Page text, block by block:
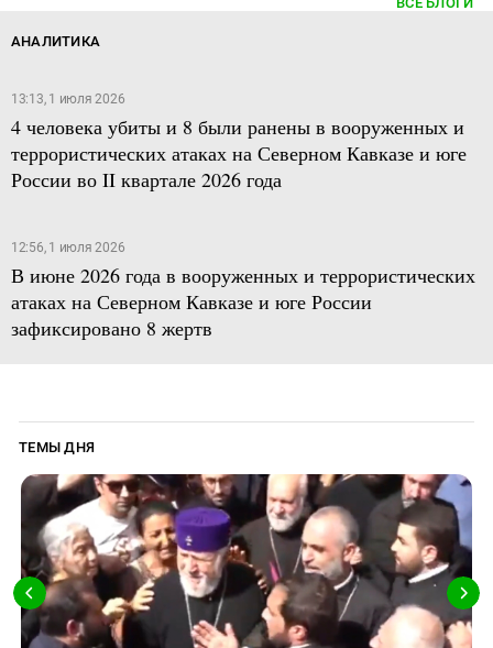
АНАЛИТИКА
13:13, 1 июля 2026
4 человека убиты и 8 были ранены в вооруженных и
террористических атаках на Северном Кавказе и юге
России во II квартале 2026 года
12:56, 1 июля 2026
В июне 2026 года в вооруженных и террористических
атаках на Северном Кавказе и юге России
зафиксировано 8 жертв
ТЕМЫ ДНЯ